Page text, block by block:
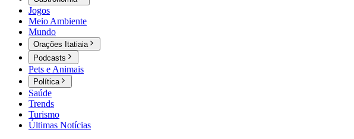
Jogos
Meio Ambiente
Mundo
Orações Itatiaia
Podcasts
Pets e Animais
Política
Saúde
Trends
Turismo
Últimas Notícias